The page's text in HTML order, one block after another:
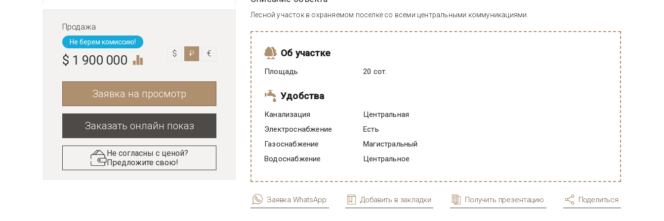
Продажа
Не берем комиссию!
$ 1 900 000 $ ₽ €
Заявка на просмотр
Заказать онлайн показ
Не согласны с ценой?
Предложите свою!
Лесной участок в охраняемом поселке со всеми центральными коммуникациями.
Об участке
Площадь 20 сот.
Удобства
Канализация
Центральная
Электроснабжение
есть
Газоснабжение
Магистральный
Водоснабжение
Центральное
Заявка WhatsApp Добавить в закладки Получить презентацию Поделиться